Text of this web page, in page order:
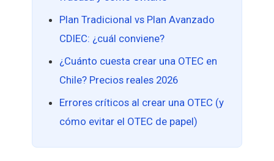
Plan Tradicional vs Plan Avanzado
CDIEC: ¿cuál conviene?
¿Cuánto cuesta crear una OTEC en
Chile? Precios reales 2026
Errores críticos al crear una OTEC (y
cómo evitar el OTEC de papel)